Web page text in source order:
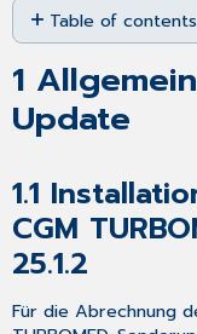
as
PDF
Table of contents
Informationen
zum
Update
des
CGM
TURBOMED-
Sonderupdates
25.1.2
1.2
1
Update
1.1
CGM
25.1.2
Für die Abrechnung